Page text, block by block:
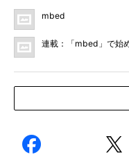
mbed
連載：「mbed」で始